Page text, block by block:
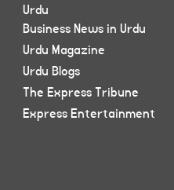
Urdu
Business News in Urdu
Urdu Magazine
Urdu Blogs
The Express Tribune
Express Entertainment